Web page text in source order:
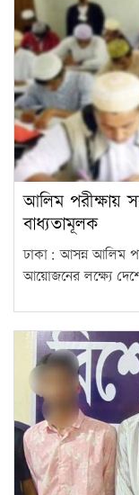
আলিম পরীক্ষায়
বাধ্যতামূলক
ঢাকা: আসন্ন আলিম
আয়োজনের লক্ষ্যে